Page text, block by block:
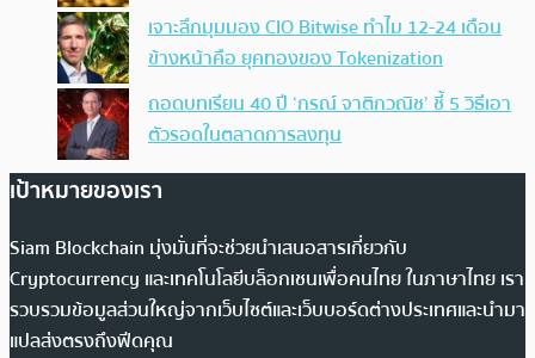
เจาะลึกมุมมอง CIO Bitwise ทำไม 12-24 เดือน
ข้างหน้าคือ ยุคทองของ Tokenization
ถอดบทเรียน 40 ปี ‘กรณ์ จาติกวณิช’ ชี้ 5 วิธีเอา
ตัวรอดในตลาดการลงทุน
เป้าหมายของเรา
Siam Blockchain มุ่งมั่นที่จะช่วยนำเสนอสารเกี่ยวกับ
Cryptocurrency และเทคโนโลยีบล็อกเชนเพื่อคนไทย ในภาษาไทย เรา
รวบรวมข้อมูลส่วนใหญ่จากเว็บไซต์และเว็บบอร์ดต่างประเทศและนำมา
แปลส่งตรงถึงฟีดคุณ